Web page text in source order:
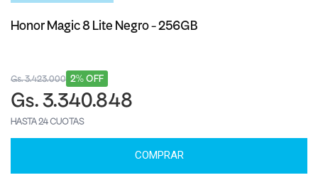
Honor Magic 8 Lite Negro - 256GB
2% OFF
Gs. 3.423.000
Gs. 3.340.848
HASTA 24 CUOTAS
COMPRAR